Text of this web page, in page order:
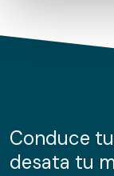
de cookies.
información
nuestros
Conduce
desata tu